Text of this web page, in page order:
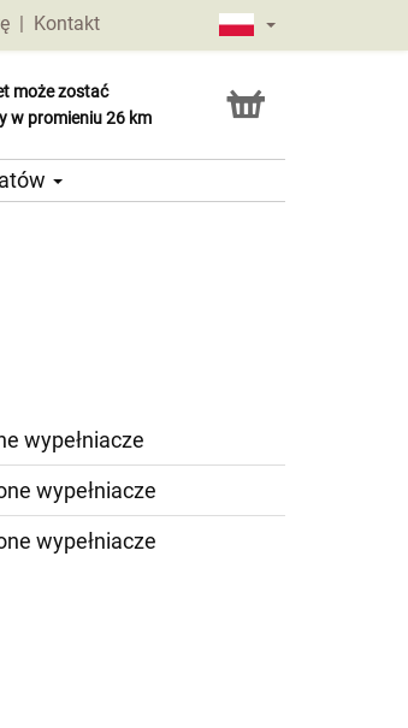
| Kontakt
może zostać
w promieniu 26 km
Collect
wypełniacze
wypełniacze
wypełniacze